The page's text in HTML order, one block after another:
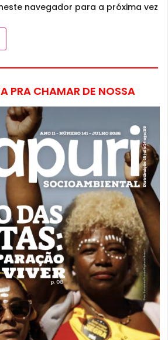
navegador para a próxima vez
PRA CHAMAR DE NOSSA